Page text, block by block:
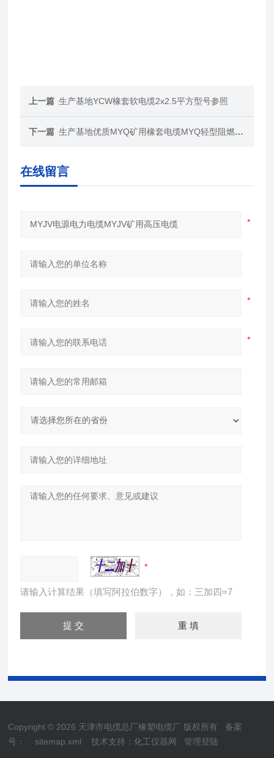
上一篇 生产基地YCW橡套软电缆2x2.5平方型号参照
下一篇 生产基地优质MYQ矿用橡套电缆MYQ轻型阻燃软电缆
在线留言
请输入计算结果（填写阿拉伯数字），如：三加四=7
Copyright © 2026 天津市电缆总厂橡塑电缆厂 版权所有 备案
号：
sitemap.xml 技术支持：化工仪器网 管理登陆